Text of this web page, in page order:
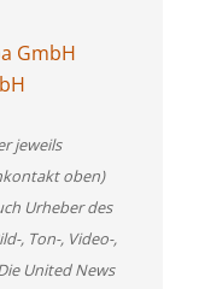
GmbH
jeweils
oben)
Urheber des
, Ton-, Video-,
United News